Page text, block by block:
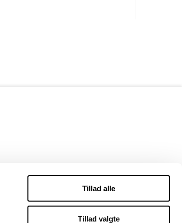
Tillad alle
Tillad valgte